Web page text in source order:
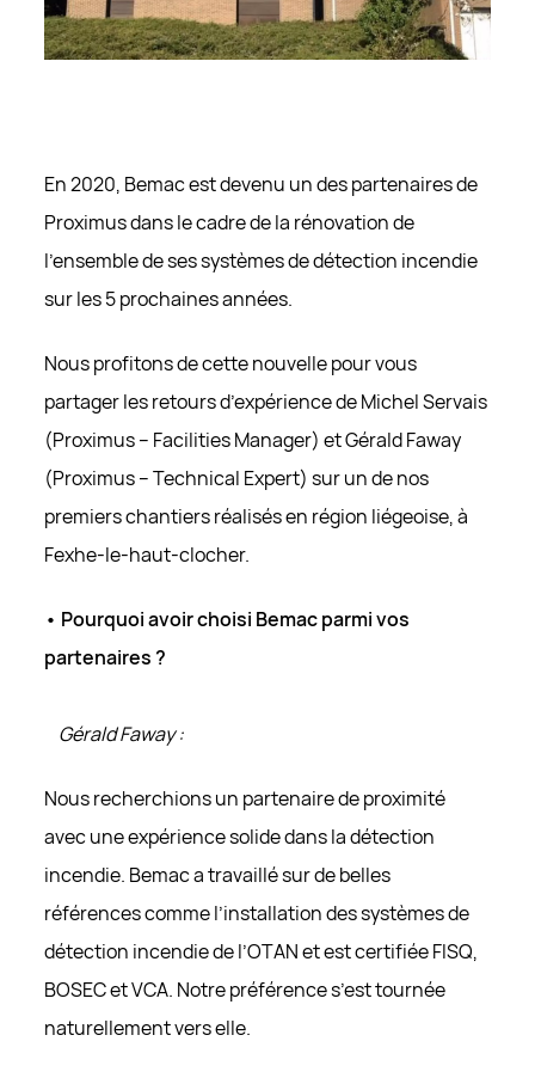
En 2020, Bemac est devenu un des partenaires de
Proximus dans le cadre de la rénovation de
l’ensemble de ses systèmes de détection incendie
sur les 5 prochaines années.
Nous profitons de cette nouvelle pour vous
partager les retours d’expérience de Michel Servais
(Proximus – Facilities Manager) et Gérald Faway
(Proximus – Technical Expert) sur un de nos
premiers chantiers réalisés en région liégeoise, à
Fexhe-le-haut-clocher.
• Pourquoi avoir choisi Bemac parmi vos
partenaires ?
Gérald Faway :
Nous recherchions un partenaire de proximité
avec une expérience solide dans la détection
incendie. Bemac a travaillé sur de belles
références comme l’installation des systèmes de
détection incendie de l’OTAN et est certifiée FISQ,
BOSEC et VCA. Notre préférence s’est tournée
naturellement vers elle.
_dc_gtm_GTM-T7V6VD9
DURÉE DOMAINE
DURÉE
13 mois
DOMAINE
bemac.be
DURÉE
13 mois
DOMAINE
bemac.be